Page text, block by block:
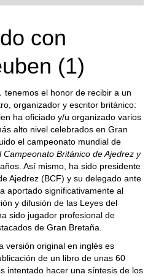
and with a
con
(1)
tenemos el honor de recibir a un
organizador y escritor británico:
ha oficiado y/u organizado varios
alto nivel celebrados en Gran
el campeonato mundial de
Campeonato Británico de Ajedrez y
Así mismo, ha sido presidente
Ajedrez (BCF) y su delegado ante
aportado significativamente al
y difusión de las Leyes del
sido jugador profesional de
de Gran Bretaña.
versión original en inglés es
de un libro de unas 60
intentado hacer una síntesis de los